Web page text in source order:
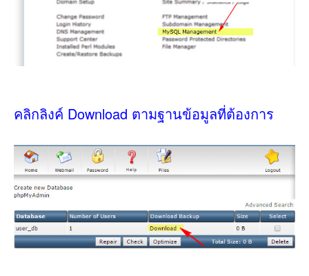
คลิกลิงค์ Download ตามฐานข้อมูลที่ต้องการ